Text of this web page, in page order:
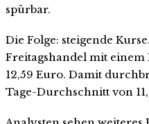
spürbar.
Die Folge: steigende
Freitagshandel mit einem
12,59 Euro. Damit
Tage-Durchschnitt von